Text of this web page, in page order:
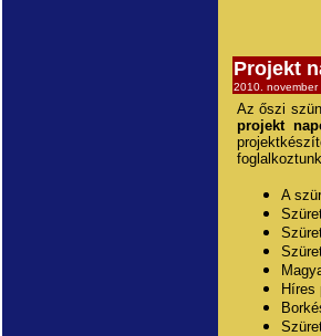
Projekt
2010. november
Az őszi
projekt
A
Híres